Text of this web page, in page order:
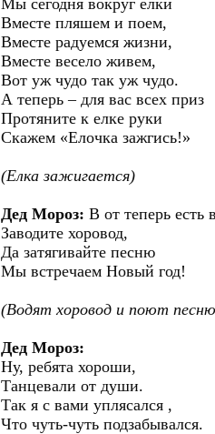
Мы сегодня вокруг елки
Вместе пляшем и поем,
Вместе радуемся жизни,
Вместе весело живем,
Вот уж чудо так уж чудо.
А теперь – для вас всех приз
Протяните к елке руки
Скажем «Елочка зажгись!»
(Елка зажигается)
Дед Мороз: В от теперь есть
Заводите хоровод,
Да затягивайте песню
Мы встречаем Новый год!
(Водят хоровод и поют
Дед Мороз:
Ну, ребята хороши,
Танцевали от души.
Так я с вами уплясался ,
Что чуть-чуть подзабывался.